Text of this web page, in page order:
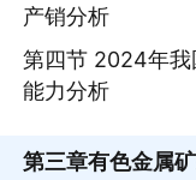
产销分析
第四节 2024年我
能力分析
第三章有色金属